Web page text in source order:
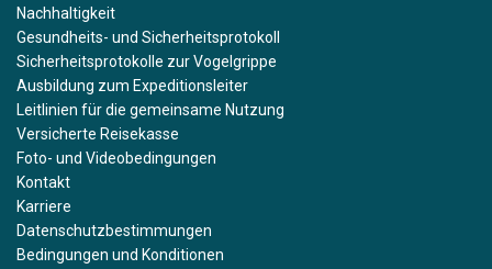
Nachhaltigkeit
Gesundheits- und Sicherheitsprotokoll
Sicherheitsprotokolle zur Vogelgrippe
Ausbildung zum Expeditionsleiter
Leitlinien für die gemeinsame Nutzung
Versicherte Reisekasse
Foto- und Videobedingungen
Kontakt
Karriere
Datenschutzbestimmungen
Bedingungen und Konditionen